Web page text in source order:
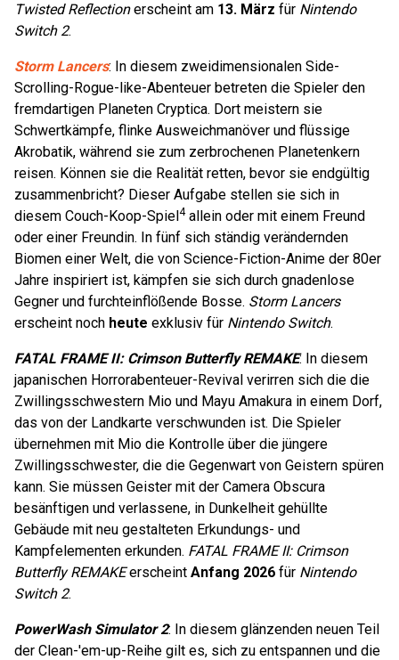
Twisted Reflectionerscheint am 13. März für Nintendo
Switch 2.
Storm Lancers: In diesem zweidimensionalen Side-
Scrolling-Rogue-like-Abenteuer betreten die Spieler den
fremdartigen Planeten Cryptica. Dort meistern sie
Schwertkämpfe, flinke Ausweichmanöver und flüssige
Akrobatik, während sie zum zerbrochenen Planetenkern
reisen. Können sie die Realität retten, bevor sie endgültig
zusammenbricht? Dieser Aufgabe stellen sie sich in
diesem Couch-Koop-Spiel4allein oder mit einem Freund
oder einer Freundin. In fünf sich ständig verändernden
Biomen einer Welt, die von Science-Fiction-Anime der 80er
Jahre inspiriert ist, kämpfen sie sich durch gnadenlose
Gegner und furchteinflößende Bosse. Storm Lancers
erscheint noch heute exklusiv für Nintendo Switch.
FATAL FRAME II: Crimson Butterfly REMAKE: In diesem
japanischen Horrorabenteuer-Revival verirren sich die die
Zwillingsschwestern Mio und Mayu Amakura in einem Dorf,
das von der Landkarte verschwunden ist. Die Spieler
übernehmen mit Mio die Kontrolle über die jüngere
Zwillingsschwester, die die Gegenwart von Geistern spüren
kann. Sie müssen Geister mit der Camera Obscura
besänftigen und verlassene, in Dunkelheit gehüllte
Gebäude mit neu gestalteten Erkundungs- und
Kampfelementen erkunden. FATAL FRAME II: Crimson
Butterfly REMAKEerscheint Anfang 2026 für Nintendo
Switch 2.
PowerWash Simulator 2: In diesem glänzenden neuen Teil
der Clean-'em-up-Reihe gilt es, sich zu entspannen und die